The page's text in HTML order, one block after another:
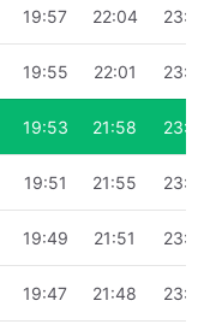
19:57 22:04
19:55 22:01
19:53 21:58
19:51 21:55
19:49 21:51
19:47 21:48